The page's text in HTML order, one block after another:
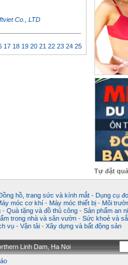
Co., LTD
17 18 19 20 21 22 23 24 25
Tự đặt
hồ, trang sức và kính mắt - Dụng cụ
móc cơ khí - Máy móc thiết bị - Môi
- Quà tặng và đồ thủ công - Sản phẩm an
trong nhà và sân vườn - Sức khoẻ và
vụ - Vận tải - Xây dựng và bất động sản
Linh Dam, Ha Noi